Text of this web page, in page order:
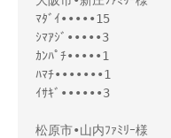
ﾏﾀﾞｲ•••••15
ｼﾏｱｼﾞ•••••3
ｶﾝﾊﾟﾁ•••••1
ﾊﾏﾁ•••••••1
ｲｻｷﾞ••••••3
松原市•山内ﾌｧﾐﾘｰ様